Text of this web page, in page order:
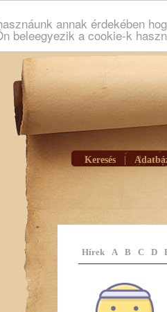
annak érdekében
beleegyezik a cookie-k
Keresés
Hírek A B C D